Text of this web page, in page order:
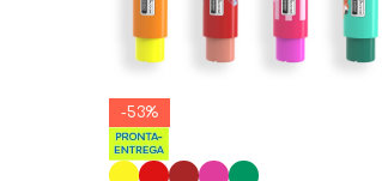
-53%